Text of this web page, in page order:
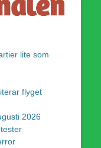
lite som
flyget
2026